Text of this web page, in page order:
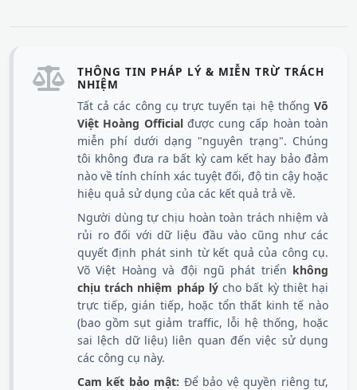
THÔNG TIN PHÁP LÝ & MIỄN TRỪ TRÁCH
NHIỆM
Tất cả các công cụ trực tuyến tại hệ thống Võ
Việt Hoàng Officialđược cung cấp hoàn toàn
miễn phí dưới dạng "nguyên trạng". Chúng
tôi không đưa ra bất kỳ cam kết hay bảo đảm
nào về tính chính xác tuyệt đối, độ tin cậy hoặc
hiệu quả sử dụng của các kết quả trả về.
Người dùng tự chịu hoàn toàn trách nhiệm và
rủi ro đối với dữ liệu đầu vào cũng như các
quyết định phát sinh từ kết quả của công cụ.
Võ Việt Hoàng và đội ngũ phát triển không
chịu trách nhiệm pháp lýcho bất kỳ thiệt hại
trực tiếp, gián tiếp, hoặc tổn thất kinh tế nào
(bao gồm sụt giảm traffic, lỗi hệ thống, hoặc
sai lệch dữ liệu) liên quan đến việc sử dụng
các công cụ này.
Cam kết bảo mật: Để bảo vệ quyền riêng tư,